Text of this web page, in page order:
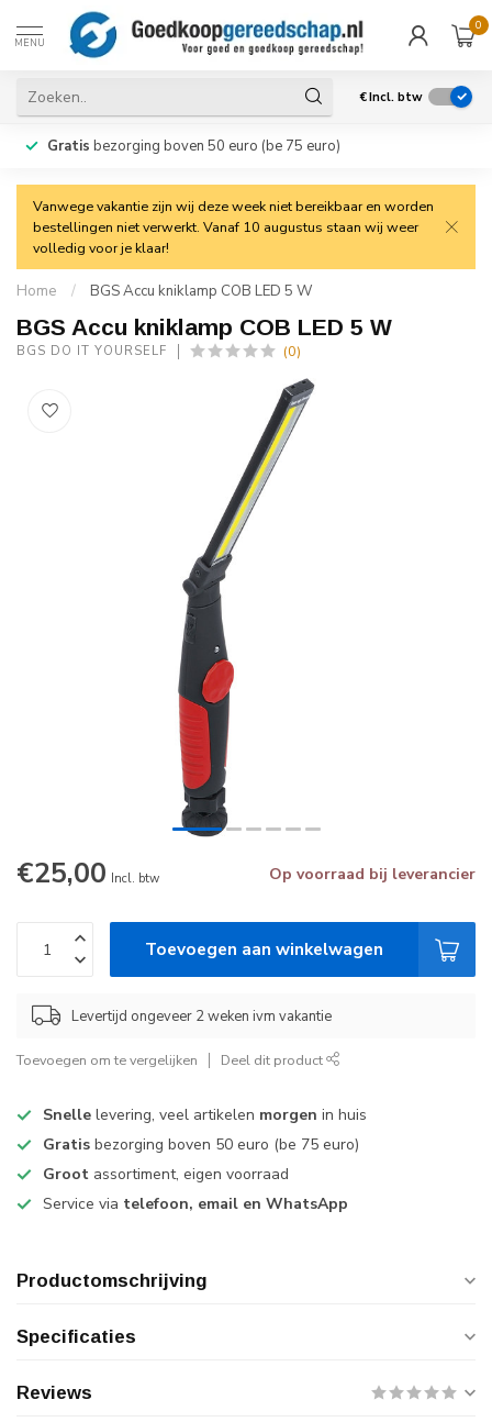
MENU
0
€Incl. btw
Gratis bezorging boven 50 euro (be 75 euro)
Vanwege vakantie zijn wij deze week niet bereikbaar en worden
bestellingen niet verwerkt. Vanaf 10 augustus staan wij weer
volledig voor je klaar!
Home / BGS Accu kniklamp COB LED 5 W
BGS Accu kniklamp COB LED 5 W
BGS DO IT YOURSELF (0)
€25,00 Incl. btw Op voorraad bij leverancier
Toevoegen aan winkelwagen
Levertijd ongeveer 2 weken ivm vakantie
Toevoegen om te vergelijken Deel dit product
Snelle levering, veel artikelen morgen in huis
Gratis bezorging boven 50 euro (be 75 euro)
Groot assortiment, eigen voorraad
Service via telefoon, email en WhatsApp
Productomschrijving
Specificaties
Reviews